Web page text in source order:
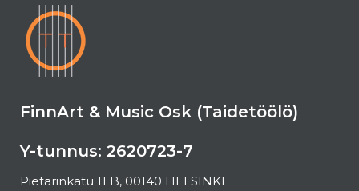
FinnArt & Music Osk (Taidetöölö)
Y-tunnus: 2620723-7
Pietarinkatu 11 B, 00140 HELSINKI